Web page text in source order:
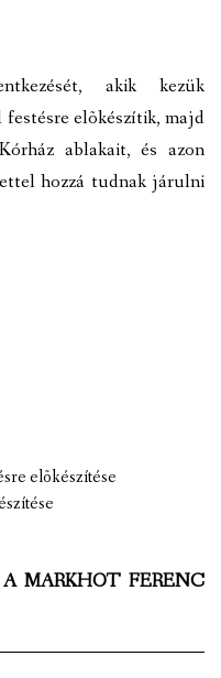
akik kezük
festésre elõkészítik, majd
ablakait, és azon
hozzá tudnak járulni
elõkészítése
MARKHOT FERENC